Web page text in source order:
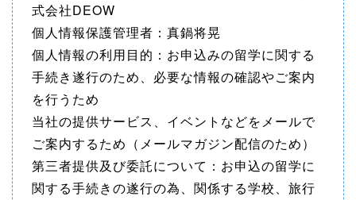
式会社DEOW
個人情報保護管理者：真鍋将晃
個人情報の利用目的：お申込みの留学に関する
手続き遂行のため、必要な情報の確認やご案内
を行うため
当社の提供サービス、イベントなどをメールで
ご案内するため（メールマガジン配信のため）
第三者提供及び委託について：お申込の留学に
関する手続きの遂行の為、関係する学校、旅行